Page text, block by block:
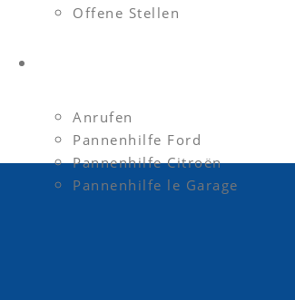
Offene Stellen
Anrufen
Pannenhilfe Ford
Pannenhilfe Citroën
Pannenhilfe le Garage